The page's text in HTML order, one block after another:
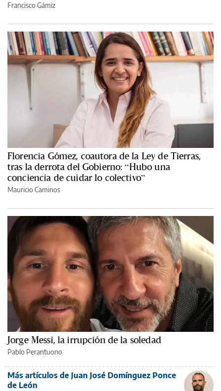
Francisco Gámiz
Florencia Gómez, coautora de la Ley de Tierras,
tras la derrota del Gobierno: “Hubo una
conciencia de cuidar lo colectivo”
Mauricio Caminos
Jorge Messi, la irrupción de la soledad
Pablo Perantuono
Más artículos de Juan José Domínguez Ponce
de León